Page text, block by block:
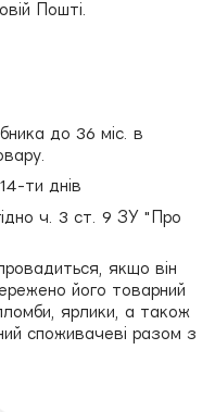
Пошті.
до 36 міс. в
ти днів
ч. 3 ст. 9 ЗУ "Про
якщо він
його товарний
ярлики, а також
споживачеві разом з